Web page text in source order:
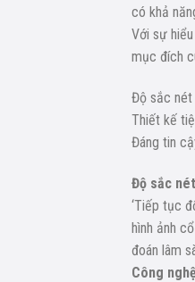
có khả
Với sự
mục đích
Độ sắc nét
Thiết kế
Đáng tin
Độ sắc
‘Tiếp tục
hình ảnh
đoán lâm
Công